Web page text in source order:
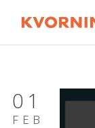
01
FEB